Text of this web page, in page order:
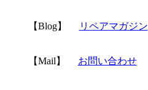
【Blog】 リペアマガジン
【Mail】 お問い合わせ